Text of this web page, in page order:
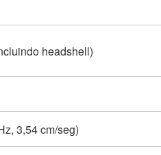
headshell)
3,54 cm/seg)